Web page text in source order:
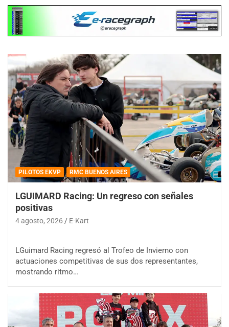
PILOTOS EKVP RMC BUENOS AIRES
LGUIMARD Racing: Un regreso con señales
positivas
4 agosto, 2026 E-Kart
LGuimard Racing regresó al Trofeo de Invierno con
actuaciones competitivas de sus dos representantes,
mostrando ritmo…